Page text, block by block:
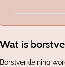
Wat is
Borstverkleining